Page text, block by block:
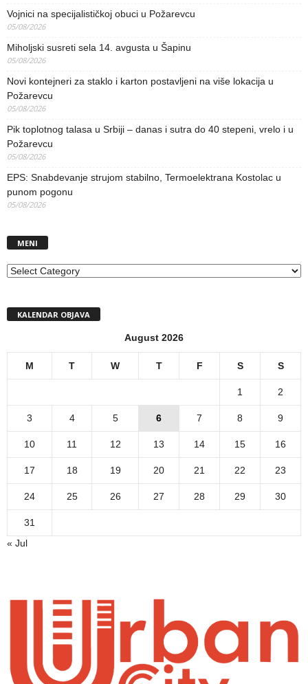
Vojnici na specijalističkoj obuci u Požarevcu
05/08/2026
Miholjski susreti sela 14. avgusta u Šapinu
05/08/2026
Novi kontejneri za staklo i karton postavljeni na više lokacija u
Požarevcu
05/08/2026
Pik toplotnog talasa u Srbiji – danas i sutra do 40 stepeni, vrelo i u
Požarevcu
05/08/2026
EPS: Snabdevanje strujom stabilno, Termoelektrana Kostolac u
punom pogonu
05/08/2026
MENI
MENI
KALENDAR OBJAVA
August 2026
M T W T F S S
1 2
3 4 5 6 7 8 9
10 11 12 13 14 15 16
17 18 19 20 21 22 23
24 25 26 27 28 29 30
31
« Jul